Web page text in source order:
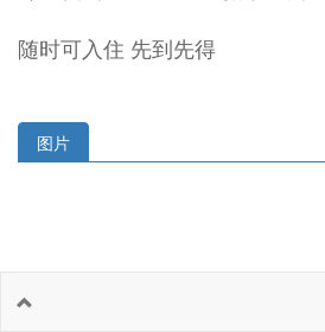
随时可入住 先到先得
图片